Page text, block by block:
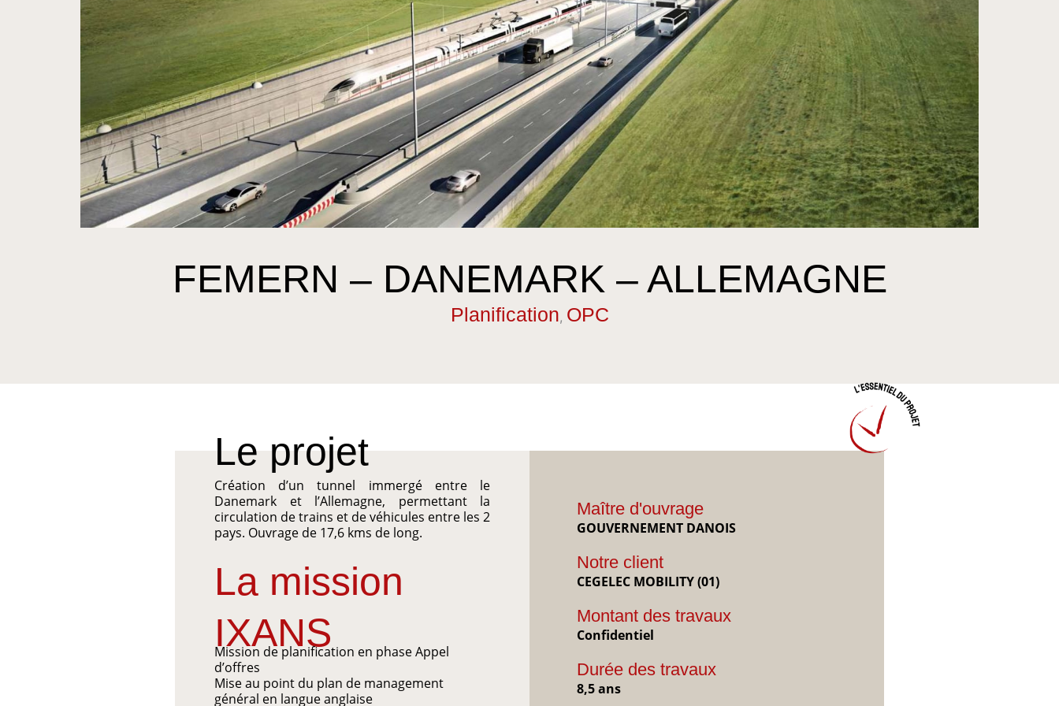
FEMERN – DANEMARK – ALLEMAGNE
Planification, OPC
Le projet
Création d’un tunnel immergé entre le
Danemark et l’Allemagne, permettant la
circulation de trains et de véhicules entre les 2
pays. Ouvrage de 17,6 kms de long.
La mission
IXANS
Mission de planification en phase Appel
d’offres
Mise au point du plan de management
général en langue anglaise
Maître d'ouvrage
GOUVERNEMENT DANOIS
Notre client
CEGELEC MOBILITY (01)
Montant des travaux
Confidentiel
Durée des travaux
8,5 ans